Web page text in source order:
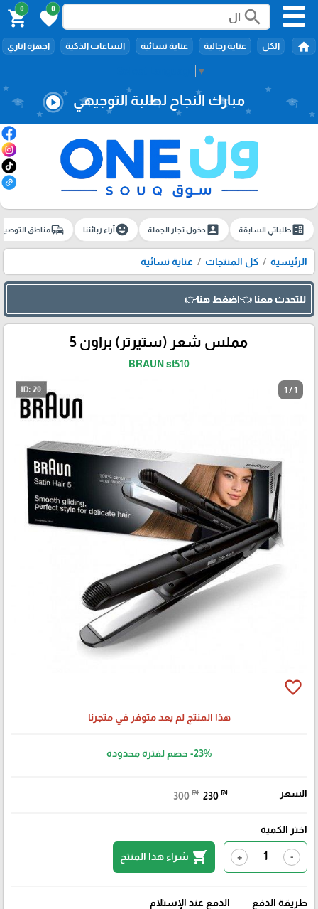
▼
search
0
favorite
0
shopping_cart
home الكل عناية رجالية عناية نسائية الساعات الذكية اجهزة اتاري
مبارك النجاح لطلبة التوجيهي play_circle
ballotطلباتي السابقة account_boxدخول تجار الجملة emoji_emotionsآراء زبائننا commuteمناطق
الرئيسية كل المنتجات عناية نسائية
للتحدث معنا 👈اضغط هنا👉
مملس شعر (ستيرتر) براون 5
BRAUN st510
1 / 1
favorite_border
هذا المنتج لم يعد متوفر في متجرنا
-23% خصم لفترة محدودة
السعر 300 ₪ 230 ₪
اختر الكمية
-
+
shopping_cart شراء هذا المنتج
طريقة الدفع
الدفع عند الإستلام